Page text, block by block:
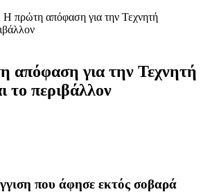
πρώτη απόφαση για την Τεχνητή
για την Τεχνητή
το περιβάλλον
που άφησε εκτός σοβαρά